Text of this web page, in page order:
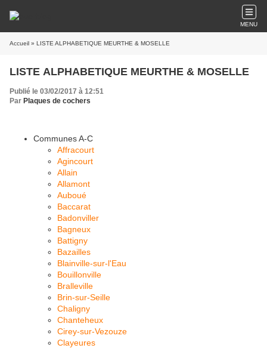
MENU
Accueil » LISTE ALPHABETIQUE MEURTHE & MOSELLE
LISTE ALPHABETIQUE MEURTHE & MOSELLE
Publié le 03/02/2017 à 12:51
Par Plaques de cochers
Communes A-C
Affracourt
Agincourt
Allain
Allamont
Auboué
Baccarat
Badonviller
Bagneux
Battigny
Bazailles
Blainville-sur-l'Eau
Bouillonville
Bralleville
Brin-sur-Seille
Chaligny
Chanteheux
Cirey-sur-Vezouze
Clayeures